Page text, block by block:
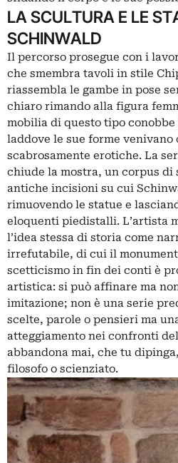
LA SCULTURA E LE
SCHINWALD
Il percorso prosegue con i
che smembra tavoli in stile
riassembla le gambe in pose
chiaro rimando alla figura
mobilia di questo tipo
laddove le sue forme venivano
scabrosamente erotiche. La
chiude la mostra, un corpus di
antiche incisioni su cui
rimuovendo le statue e
eloquenti piedistalli. L’artista
l’idea stessa di storia come
irrefutabile, di cui il
scetticismo in fin dei conti è
artistica: si può affinare ma
imitazione; non è una serie
scelte, parole o pensieri ma
atteggiamento nei confronti
abbandona mai, che tu
filosofo o scienziato.